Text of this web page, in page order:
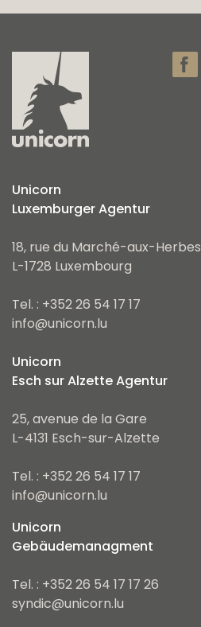
Unicorn
Luxemburger Agentur
18, rue du Marché-aux-Herbes
L-1728 Luxembourg
Tel. : +352 26 54 17 17
info@unicorn.lu
Unicorn
Esch sur Alzette Agentur
25, avenue de la Gare
L-4131 Esch-sur-Alzette
Tel. : +352 26 54 17 17
info@unicorn.lu
Unicorn
Gebäudemanagment
Tel. : +352 26 54 17 17 26
syndic@unicorn.lu